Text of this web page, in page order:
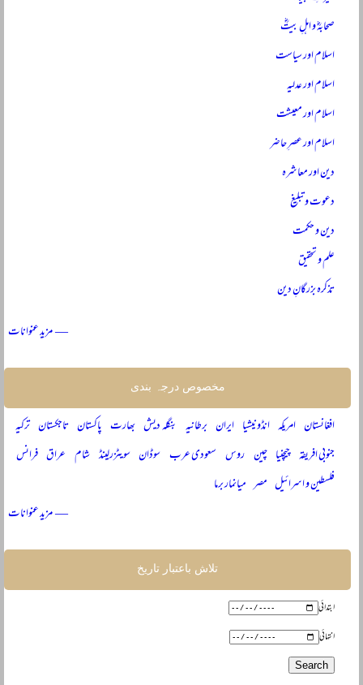
صحابہؓ و اہلِ بیتؓ
اسلام اور سیاست
اسلام اور عدلیہ
اسلام اور معیشت
اسلام اور عصرِ حاضر
دین اور معاشرہ
دعوت و تبلیغ
دین و حکمت
علم و تحقیق
تذکرہ بزرگانِ دین
— مزید عنوانات
مخصوص درجہ بندی
افغانستان امریکہ انڈونیشیا ایران برطانیہ بنگلہ دیش بھارت پاکستان تاجکستان ترکیہ
جنوبی افریقہ چیچنیا چین روس سعودی عرب سوڈان سویٹزرلینڈ شام عراق فرانس
فلسطین و اسرائیل مصر میانمار برما
— مزید عنوانات
تلاش باعتبار تاریخ
ابتدائی
انتہائی